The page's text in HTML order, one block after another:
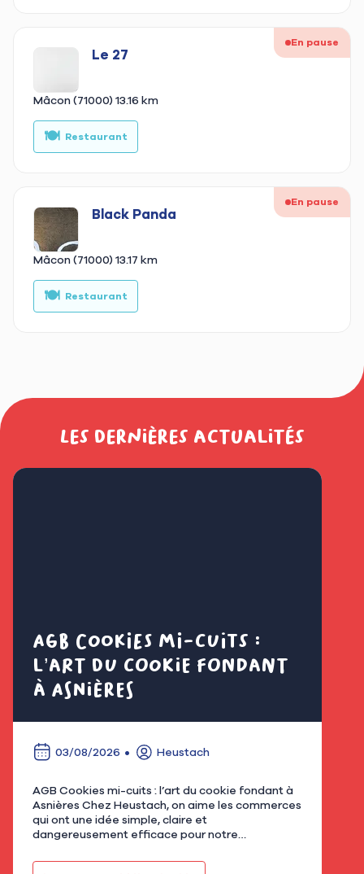
En pause
Le 27
Mâcon (71000) 13.16 km
🍽️ Restaurant
En pause
Black Panda
Mâcon (71000) 13.17 km
🍽️ Restaurant
Les dernières actualités
AGB Cookies mi-cuits :
l’art du cookie fondant
à Asnières
03/08/2026 Heustach
AGB Cookies mi-cuits : l’art du cookie fondant à
Asnières Chez Heustach, on aime les commerces
qui ont une idée simple, claire et
dangereusement efficace pour notre
installé au 21 rue de Bretagne à As…